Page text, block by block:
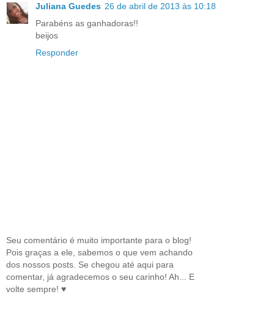
Juliana Guedes 26 de abril de 2013 às 10:18
Parabéns as ganhadoras!!
beijos
Responder
Seu comentário é muito importante para o blog!
Pois graças a ele, sabemos o que vem achando
dos nossos posts. Se chegou até aqui para
comentar, já agradecemos o seu carinho! Ah... E
volte sempre! ♥